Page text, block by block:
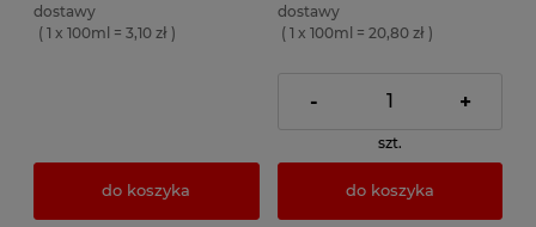
dostawy
( 1 x 100ml = 3,10 zł )
do koszyka
dostawy
( 1 x 100ml = 20,80 zł )
- +
szt.
do koszyka